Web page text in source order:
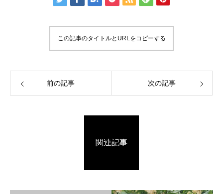
この記事のタイトルとURLをコピーする
前の記事 次の記事
関連記事